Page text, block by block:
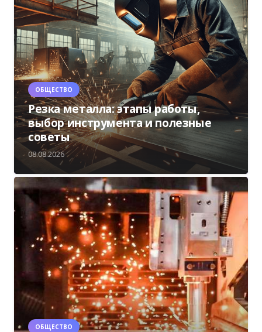
ОБЩЕСТВО
Резка металла: этапы работы,
выбор инструмента и полезные
советы
08.08.2026
ОБЩЕСТВО